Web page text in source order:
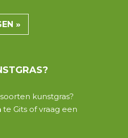
»
soorten kunstgras?
te Gits of vraag een